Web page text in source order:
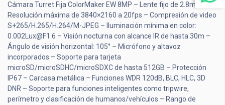
Cámara Turret Fija ColorMaker EW 8MP – Lente fijo de 2.8mm –
Resolución máxima de 3840×2160 a 20fps – Compresión de video
S+265/H.265/H.264/M-JPEG – Iluminación mínima en color:
0.002Lux@F1.6 – Visión nocturna con alcance IR de hasta 30m –
Ángulo de visión horizontal: 105° – Micrófono y altavoz
incorporados – Soporte para tarjeta
microSD/microSDHC/microSDXC de hasta 512GB – Protección
IP67 – Carcasa metálica – Funciones WDR 120dB, BLC, HLC, 3D
DNR – Soporte para funciones inteligentes como tripwire,
perímetro y clasificación de humanos/vehículos – Rango de